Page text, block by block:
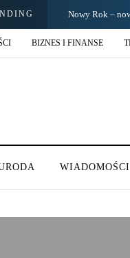
Święta i ferie w
BIZNES I FINANSE
WIADOMOŚCI